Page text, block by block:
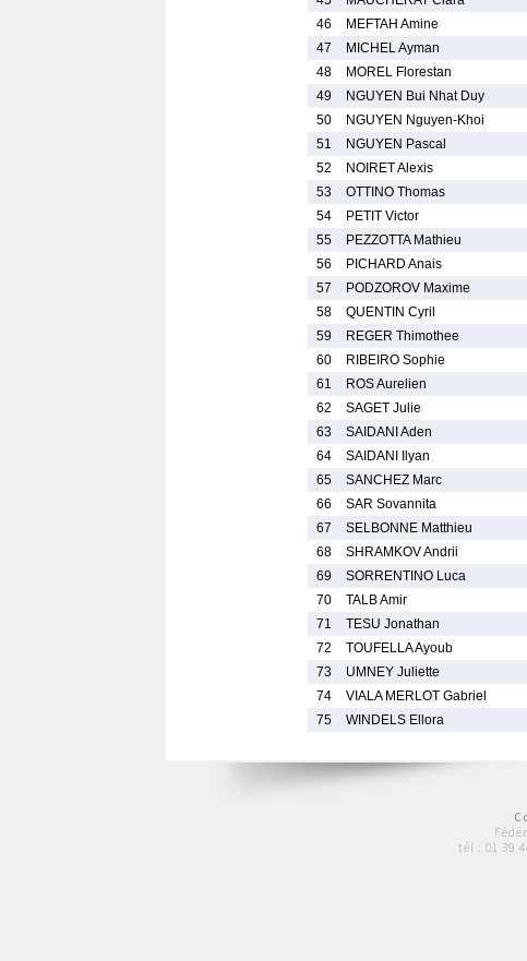
46
MEFTAH Amine
47
MICHEL Ayman
48
MOREL Florestan
49
NGUYEN Bui Nhat Duy
50
NGUYEN Nguyen-Khoi
51
NGUYEN Pascal
52
NOIRET Alexis
53
OTTINO Thomas
54
PETIT Victor
55
PEZZOTTA Mathieu
56
PICHARD Anais
57
PODZOROV Maxime
58
QUENTIN Cyril
59
REGER Thimothee
60
RIBEIRO Sophie
61
ROS Aurelien
62
SAGET Julie
63
SAIDANI Aden
64
SAIDANI Ilyan
65
SANCHEZ Marc
66
SAR Sovannita
67
SELBONNE Matthieu
68
SHRAMKOV Andrii
69
SORRENTINO Luca
70
TALB Amir
71
TESU Jonathan
72
TOUFELLA Ayoub
73
UMNEY Juliette
74
VIALA MERLOT Gabriel
75
WINDELS Ellora
tél : 01 39